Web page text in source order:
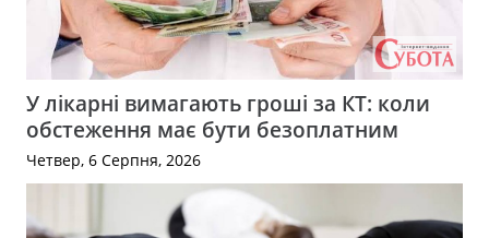
У лікарні вимагають гроші за КТ: коли
обстеження має бути безоплатним
Четвер, 6 Серпня, 2026